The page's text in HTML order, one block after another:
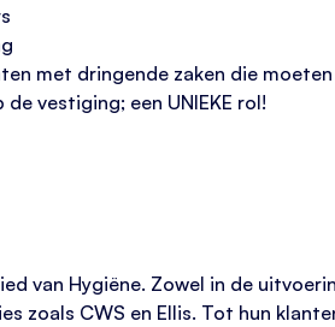
met dringende zaken die
vestiging; een UNIEKE rol!
van Hygiëne. Zowel in de
zoals CWS en Ellis. Tot hun